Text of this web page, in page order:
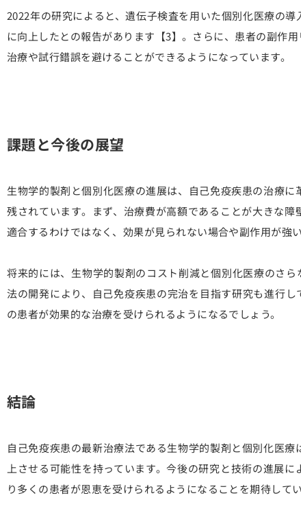
2022年の研究によると、遺伝子検査を用いた個別化医療の
に向上したとの報告があります【3】。さらに、患者の副作
治療や試行錯誤を避けることができるようになっています。
課題と今後の展望
生物学的製剤と個別化医療の進展は、自己免疫疾患の治療
残されています。まず、治療費が高額であることが大きな
適合するわけではなく、効果が見られない場合や副作用が強
将来的には、生物学的製剤のコスト削減と個別化医療のさ
法の開発により、自己免疫疾患の完治を目指す研究も進行
の患者が効果的な治療を受けられるようになるでしょう。
結論
自己免疫疾患の最新治療法である生物学的製剤と個別化医
上させる可能性を持っています。今後の研究と技術の進展
り多くの患者が恩恵を受けられるようになることを期待してい